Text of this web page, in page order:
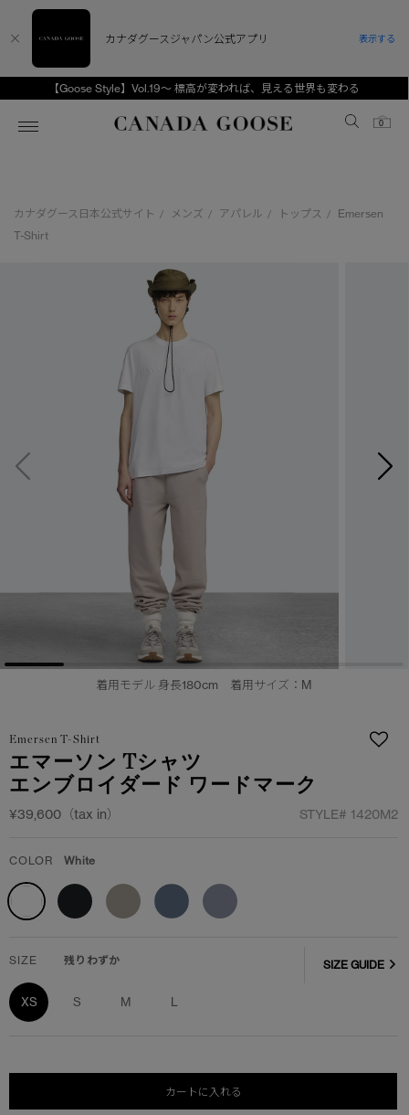
【Goose Style】Vol.19～ 標高が変われば、見える世界も変わる
Canada Goose
0
ディスカバー
アンバサダー
スプリングコレクション
新着アイテム
ベストセラー
サマー 26 コレクション
サマー 26 コレクションLOOK
日本限定モデル
スノーグース
メイドインジャパンTシャツ
アパレル
アクセサリー
フットウェア
新着アイテム
ベストセラー
サマー 26 コレクション
サマー 26 コレクションLOOK
日本限定モデル
スノーグース
メイドインジャパンTシャツ
アパレル
アクセサリー
フットウェア
ベビー（0‐24ヵ月)
キッズ（2‐7歳)
ユース（6＋歳)
コレクション
CANADA GOOSE Generationsは、アウター
ウェアの下取り・再販を通じて、長く愛される製
品の価値を受け継いでいきます。
アーカイブの希少なピースもご覧いただけます。
詳しく見る
カナダグース日本公式サイト / メンズ / アパレル / トップス /
Emersen
T-Shirt
着用モデル 身長180cm 着用サイズ：M
Emersen T-Shirt
エマーソン Tシャツ
エンブロイダード ワードマーク
¥39,600（tax in） STYLE# 1420M2
COLOR White
SIZE 残りわずか
XS S M L
SIZE GUIDE
カートに入れる
カナダグースジャパン公式アプリ 表示する